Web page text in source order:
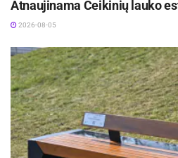
Atnaujinama Ceikinių lauko
2026-08-05